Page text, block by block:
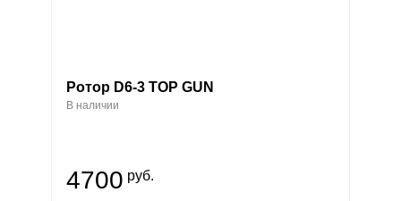
Ротор D6-3 TOP GUN
В наличии
4700 руб.